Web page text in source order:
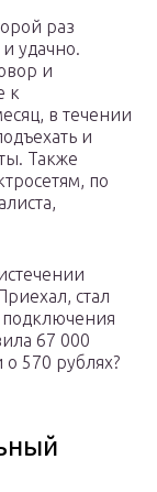
раз
удачно.
и
к
в течении
и
Также
по
стал
подключения
67 000
о 570 рублях?